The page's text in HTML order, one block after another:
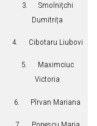
3. Smolnițchi
Dumitrița
4. Cibotaru Liubovi
5. Maximciuc
Victoria
6. Pîrvan Mariana